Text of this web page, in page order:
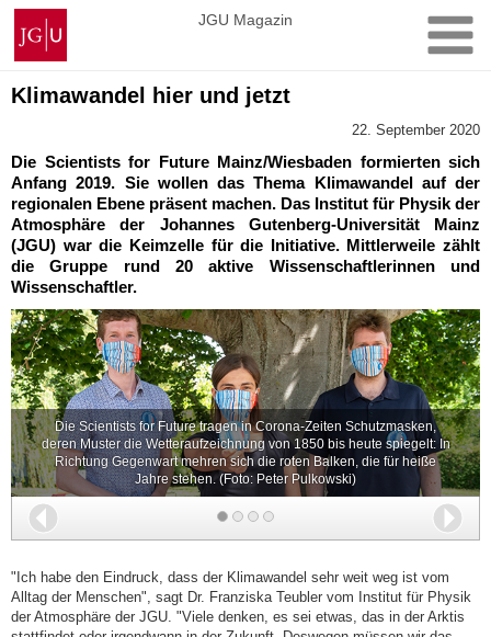
Zum
Inhalt
springen
Johannes
Gutenberg-
Universität
Mainz
JGU Magazin
Klimawandel hier und jetzt
22. September 2020
Die Scientists for Future Mainz/Wiesbaden formierten sich
Anfang 2019. Sie wollen das Thema Klimawandel auf der
regionalen Ebene präsent machen. Das Institut für Physik der
Atmosphäre der Johannes Gutenberg-Universität Mainz
(JGU) war die Keimzelle für die Initiative. Mittlerweile zählt
die Gruppe rund 20 aktive Wissenschaftlerinnen und
Wissenschaftler.
Die Scientists for Future tragen in Corona-Zeiten Schutzmasken,
deren Muster die Wetteraufzeichnung von 1850 bis heute spiegelt: In
Richtung Gegenwart mehren sich die roten Balken, die für heiße
Jahre stehen. (Foto: Peter Pulkowski)
Zurück
"Ich habe den Eindruck, dass der Klimawandel sehr weit weg ist vom
Alltag der Menschen", sagt Dr. Franziska Teubler vom Institut für Physik
der Atmosphäre der JGU. "Viele denken, es sei etwas, das in der Arktis